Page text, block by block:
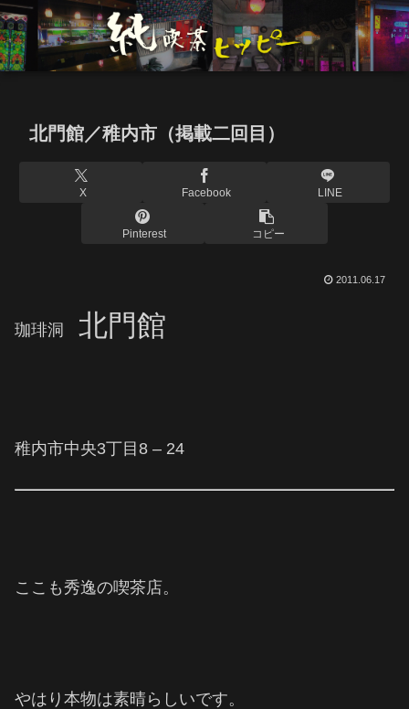
北門館／稚内市（掲載二回目）
X Facebook LINE
Pinterest コピー
2011.06.17
珈琲洞 北門館
稚内市中央3丁目8 – 24
ここも秀逸の喫茶店。
やはり本物は素晴らしいです。